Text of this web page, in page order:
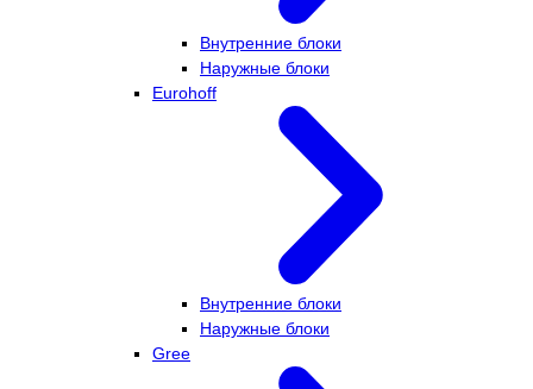
Внутренние блоки
Наружные блоки
Eurohoff
Внутренние блоки
Наружные блоки
Gree